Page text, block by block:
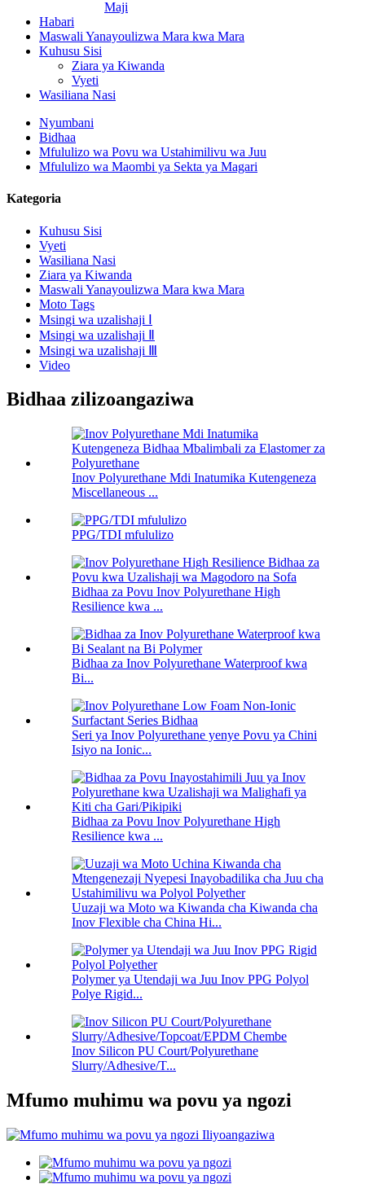
Maji
Habari
Maswali Yanayoulizwa Mara kwa Mara
Kuhusu Sisi
Ziara ya Kiwanda
Vyeti
Wasiliana Nasi
Nyumbani
Bidhaa
Mfululizo wa Povu wa Ustahimilivu wa Juu
Mfululizo wa Maombi ya Sekta ya Magari
Kategoria
Kuhusu Sisi
Vyeti
Wasiliana Nasi
Ziara ya Kiwanda
Maswali Yanayoulizwa Mara kwa Mara
Moto Tags
Msingi wa uzalishaji Ⅰ
Msingi wa uzalishaji Ⅱ
Msingi wa uzalishaji Ⅲ
Video
Bidhaa zilizoangaziwa
Inov Polyurethane Mdi Inatumika Kutengeneza
Miscellaneous ...
PPG/TDI mfululizo
Bidhaa za Povu Inov Polyurethane High
Resilience kwa ...
Bidhaa za Inov Polyurethane Waterproof kwa
Bi...
Seri ya Inov Polyurethane yenye Povu ya Chini
Isiyo na Ionic...
Bidhaa za Povu Inov Polyurethane High
Resilience kwa ...
Uuzaji wa Moto wa Kiwanda cha Kiwanda cha
Inov Flexible cha China Hi...
Polymer ya Utendaji wa Juu Inov PPG Polyol
Polye Rigid...
Inov Silicon PU Court/Polyurethane
Slurry/Adhesive/T...
Mfumo muhimu wa povu ya ngozi